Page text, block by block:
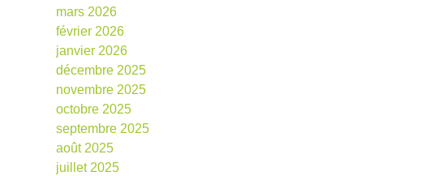
mars 2026
février 2026
janvier 2026
décembre 2025
novembre 2025
octobre 2025
septembre 2025
août 2025
juillet 2025